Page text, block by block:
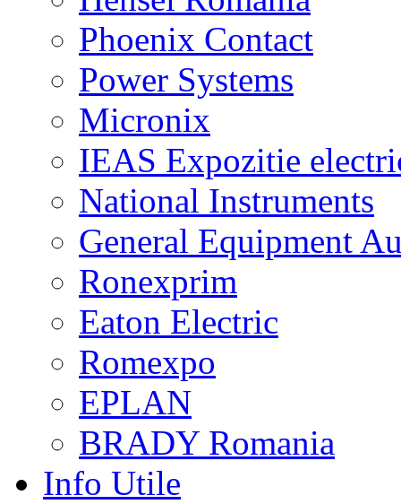
Phoenix Contact
Power Systems
Micronix
IEAS Expozitie
National Instruments
General Equipment
Ronexprim
Eaton Electric
Romexpo
EPLAN
BRADY Romania
Info Utile